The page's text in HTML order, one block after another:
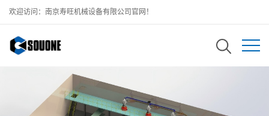
欢迎访问：南京寿旺机械设备有限公司官网！